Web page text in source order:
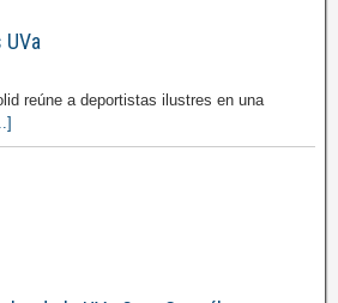
reúne a deportistas ilustres en una